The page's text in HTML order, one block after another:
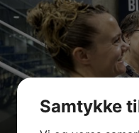
Samtykke